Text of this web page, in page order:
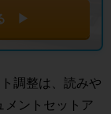
る ▶
調整は、読みや
ントセットア